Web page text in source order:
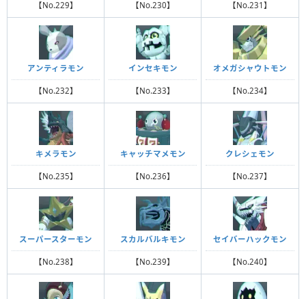
【No.229】 【No.230】 【No.231】
アンティラモン
【No.232】
インセキモン
【No.233】
オメガシャウトモン
【No.234】
キメラモン
【No.235】
キャッチマメモン
【No.236】
クレシェモン
【No.237】
スーパースターモン
【No.238】
スカルバルキモン
【No.239】
セイバーハックモン
【No.240】